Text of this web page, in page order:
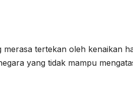
merasa tertekan oleh kenaikan
yang tidak mampu